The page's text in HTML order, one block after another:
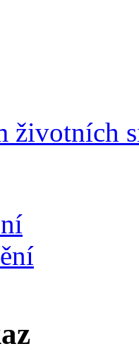
životních